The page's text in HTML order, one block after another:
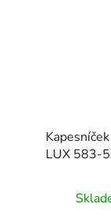
LUX 583-